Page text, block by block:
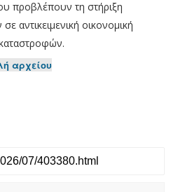
προβλέπουν τη στήριξη
αντικειμενική οικονομική
αρχείου